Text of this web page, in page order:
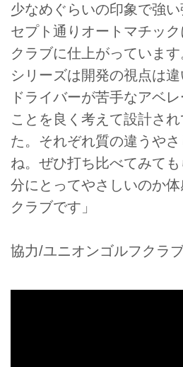
少なめぐらいの印象で強
セプト通りオートマチッ
クラブに仕上がっていま
シリーズは開発の視点は
ドライバーが苦手なアベ
ことを良く考えて設計さ
た。それぞれ質の違うや
ね。ぜひ打ち比べてみて
分にとってやさしいのか
クラブです」
協力/ユニオンゴルフクラ